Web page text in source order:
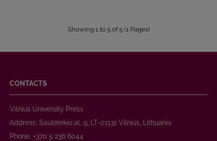
Showing 1 to 5 of 5 (1 Pages)
CONTACTS
Vilnius University Press
Address: Saulėtekio al. 9, LT-01131 Vilnius, Lithuania
Phone: +370 5 236 6044